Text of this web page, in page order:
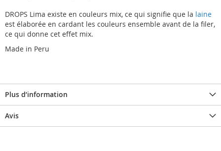
DROPS Lima existe en couleurs mix, ce qui signifie que la laine
est élaborée en cardant les couleurs ensemble avant de la filer,
ce qui donne cet effet mix.
Made in Peru
Plus d’information
Avis